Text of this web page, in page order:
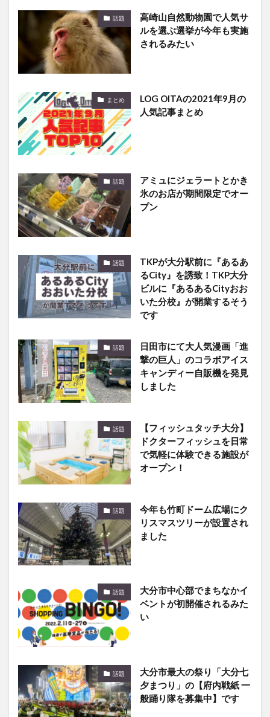
話題
高崎山自然動物園で人気サ
ルを選ぶ選挙が今年も実施
されるみたい
まとめ
LOG OITAの2021年9月の
人気記事まとめ
話題
アミュにジェラートとかき
氷のお店が期間限定でオー
プン
話題
TKPが大分駅前に『あるあ
るCity』を誘致！TKP大分
ビルに『あるあるCityおお
いた分校』が開業するそう
です
話題
日田市にて大人気漫画「進
撃の巨人」のコラボアイス
キャンディー自販機を発見
しました
話題
【フィッシュタッチ大分】
ドクターフィッシュを日常
で気軽に体験できる施設が
オープン！
話題
今年も竹町ドーム広場にク
リスマスツリーが設置され
ました
話題
大分市中心部でまちなかイ
ベントが初開催されるみた
い
話題
大分市最大の祭り「大分七
夕まつり」の【府内戦紙 一
般踊り隊を募集中】です